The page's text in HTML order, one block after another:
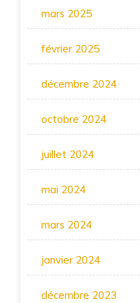
mars 2025
février 2025
décembre 2024
octobre 2024
juillet 2024
mai 2024
mars 2024
janvier 2024
décembre 2023